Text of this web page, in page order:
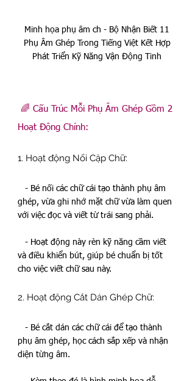
Minh họa phụ âm ch - Bộ Nhận Biết 11
Phụ Âm Ghép Trong Tiếng Việt Kết Hợp
Phát Triển Kỹ Năng Vận Động Tinh
Hoạt Động Chính:
1. Hoạt động Nối Cặp Chữ:
ghép, vừa ghi nhớ mặt chữ vừa làm quen
với việc đọc và viết từ trái sang phải.
và điều khiển bút, giúp bé chuẩn bị tốt
cho việc viết chữ sau này.
2. Hoạt động Cắt Dán Ghép Chữ:
phụ âm ghép, học cách sắp xếp và nhận
diện từng âm.